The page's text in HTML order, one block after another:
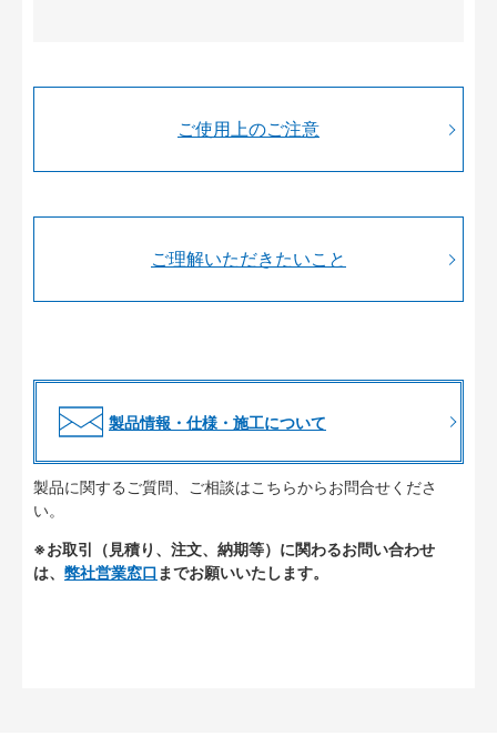
ご使用上のご注意
ご理解いただきたいこと
製品情報・仕様・施工について
製品に関するご質問、ご相談はこちらからお問合せくださ
い。
※お取引（見積り、注文、納期等）に関わるお問い合わせ
は、 弊社営業窓口 までお願いいたします。